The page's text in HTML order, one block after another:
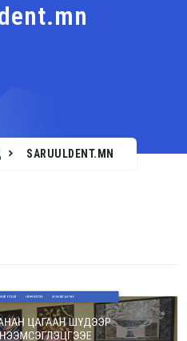
SARUULDENT.MN